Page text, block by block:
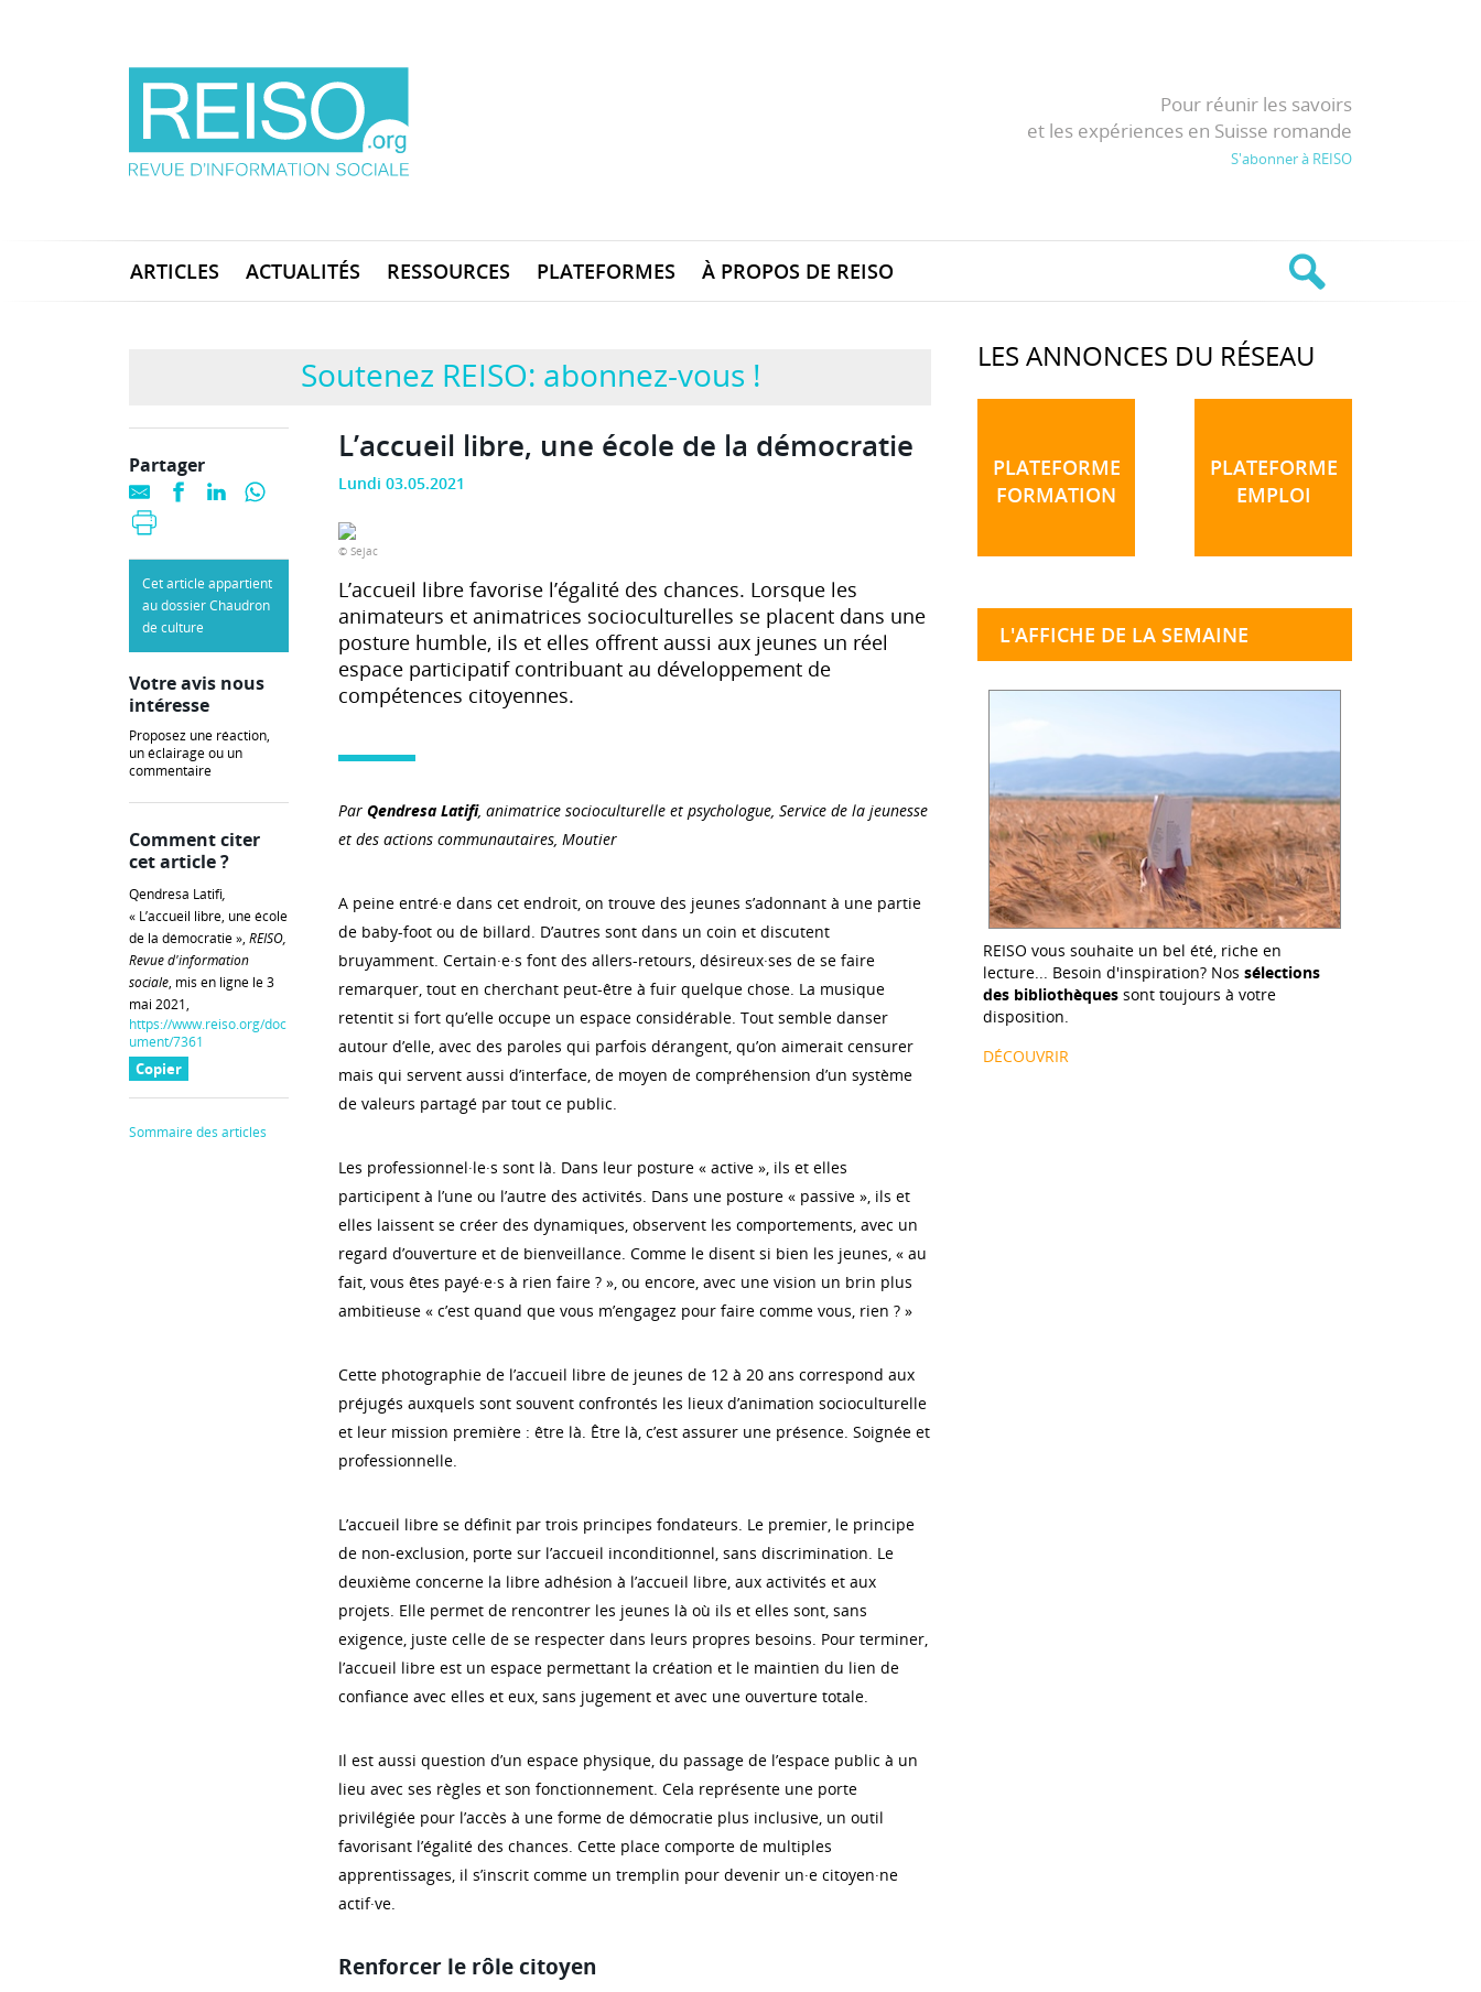
Pour réunir les savoirs
et les expériences en Suisse romande
S'abonner à REISO
ARTICLES ACTUALITÉS RESSOURCES PLATEFORMES À PROPOS DE REISO
Soutenez REISO: abonnez-vous !
L’accueil libre, une école de la démocratie
Lundi 03.05.2021
© Sejac
L’accueil libre favorise l’égalité des chances. Lorsque les
animateurs et animatrices socioculturelles se placent dans une
posture humble, ils et elles offrent aussi aux jeunes un réel
espace participatif contribuant au développement de
compétences citoyennes.
Par Qendresa Latifi, animatrice socioculturelle et psychologue, Service de la jeunesse
et des actions communautaires, Moutier
A peine entré·e dans cet endroit, on trouve des jeunes s’adonnant à une partie
de baby-foot ou de billard. D’autres sont dans un coin et discutent
bruyamment. Certain·e·s font des allers-retours, désireux·ses de se faire
remarquer, tout en cherchant peut-être à fuir quelque chose. La musique
retentit si fort qu’elle occupe un espace considérable. Tout semble danser
autour d’elle, avec des paroles qui parfois dérangent, qu’on aimerait censurer
mais qui servent aussi d’interface, de moyen de compréhension d’un système
de valeurs partagé par tout ce public.
Les professionnel·le·s sont là. Dans leur posture « active », ils et elles
participent à l’une ou l’autre des activités. Dans une posture « passive », ils et
elles laissent se créer des dynamiques, observent les comportements, avec un
regard d’ouverture et de bienveillance. Comme le disent si bien les jeunes, « au
fait, vous êtes payé·e·s à rien faire ? », ou encore, avec une vision un brin plus
ambitieuse « c’est quand que vous m’engagez pour faire comme vous, rien ? »
Cette photographie de l’accueil libre de jeunes de 12 à 20 ans correspond aux
préjugés auxquels sont souvent confrontés les lieux d’animation socioculturelle
et leur mission première : être là. Être là, c’est assurer une présence. Soignée et
professionnelle.
L’accueil libre se définit par trois principes fondateurs. Le premier, le principe
de non-exclusion, porte sur l’accueil inconditionnel, sans discrimination. Le
deuxième concerne la libre adhésion à l’accueil libre, aux activités et aux
projets. Elle permet de rencontrer les jeunes là où ils et elles sont, sans
exigence, juste celle de se respecter dans leurs propres besoins. Pour terminer,
l’accueil libre est un espace permettant la création et le maintien du lien de
confiance avec elles et eux, sans jugement et avec une ouverture totale.
Il est aussi question d’un espace physique, du passage de l’espace public à un
lieu avec ses règles et son fonctionnement. Cela représente une porte
privilégiée pour l’accès à une forme de démocratie plus inclusive, un outil
favorisant l’égalité des chances. Cette place comporte de multiples
apprentissages, il s’inscrit comme un tremplin pour devenir un·e citoyen·ne
actif·ve.
Renforcer le rôle citoyen
Partager
Cet article appartient
au dossier Chaudron
de culture
Votre avis nous
intéresse
Proposez une réaction,
un éclairage ou un
commentaire
Comment citer
cet article ?
Qendresa Latifi,
« L’accueil libre, une école
de la démocratie », REISO,
Revue d'information
sociale, mis en ligne le 3
mai 2021,
https://www.reiso.org/doc
ument/7361
Copier
Sommaire des articles
LES ANNONCES DU RÉSEAU
PLATEFORME
FORMATION
PLATEFORME
EMPLOI
L'AFFICHE DE LA SEMAINE
REISO vous souhaite un bel été, riche en
lecture... Besoin d'inspiration? Nos sélections
des bibliothèques sont toujours à votre
disposition.
DÉCOUVRIR